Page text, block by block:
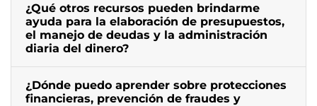
¿Qué otros recursos pueden brindarme
ayuda para la elaboración de presupuestos,
el manejo de deudas y la administración
diaria del dinero?
¿Dónde puedo aprender sobre protecciones
financieras, prevención de fraudes y